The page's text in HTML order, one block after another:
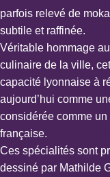
parfois relevé de
subtile et raffinée.
Véritable hommage
culinaire de la ville,
capacité lyonnaise à
aujourd’hui comme
considérée comme
française.
Ces spécialités sont
dessiné par Mathilde